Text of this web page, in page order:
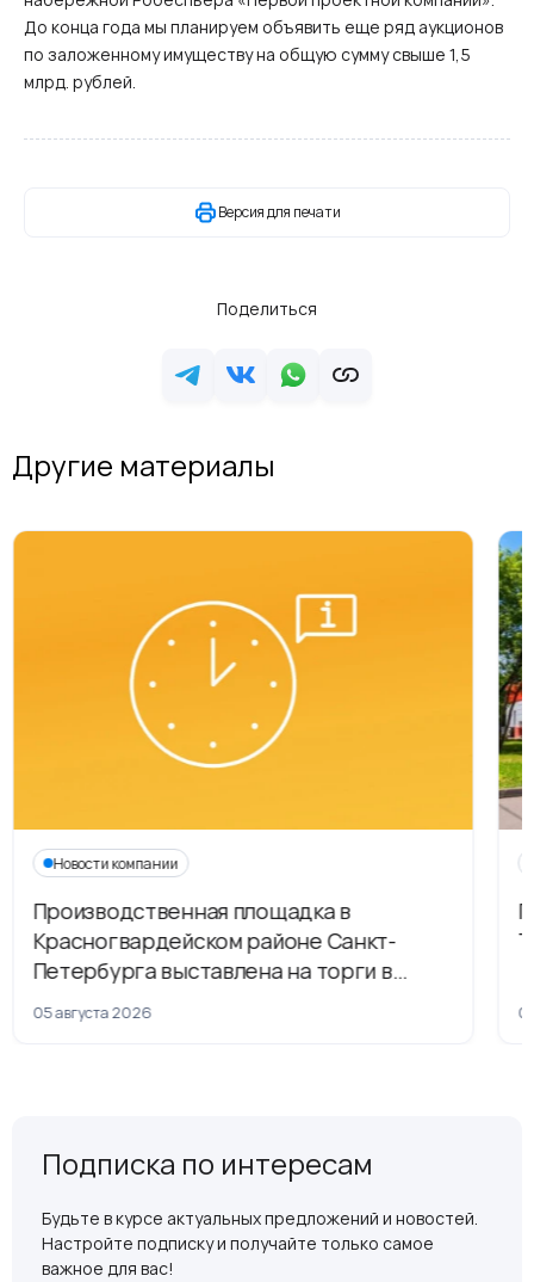
До конца года мы планируем объявить еще ряд аукционов
по заложенному имуществу на общую сумму свыше 1,5
млрд. рублей.
Версия для печати
Поделиться
Другие материалы
Новости компании
Производственная площадка в
Красногвардейском районе Санкт-
Петербурга выставлена на торги в
рамках приватизации
05 августа 2026
Подписка по интересам
Будьте в курсе актуальных предложений и новостей.
Настройте подписку и получайте только самое
важное для вас!